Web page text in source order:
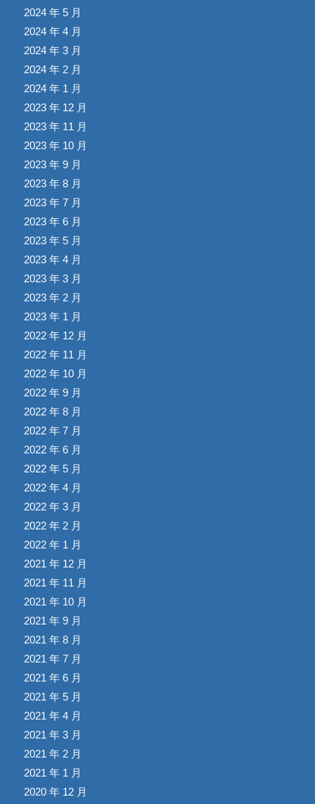
2024 年 5 月
2024 年 4 月
2024 年 3 月
2024 年 2 月
2024 年 1 月
2023 年 12 月
2023 年 11 月
2023 年 10 月
2023 年 9 月
2023 年 8 月
2023 年 7 月
2023 年 6 月
2023 年 5 月
2023 年 4 月
2023 年 3 月
2023 年 2 月
2023 年 1 月
2022 年 12 月
2022 年 11 月
2022 年 10 月
2022 年 9 月
2022 年 8 月
2022 年 7 月
2022 年 6 月
2022 年 5 月
2022 年 4 月
2022 年 3 月
2022 年 2 月
2022 年 1 月
2021 年 12 月
2021 年 11 月
2021 年 10 月
2021 年 9 月
2021 年 8 月
2021 年 7 月
2021 年 6 月
2021 年 5 月
2021 年 4 月
2021 年 3 月
2021 年 2 月
2021 年 1 月
2020 年 12 月